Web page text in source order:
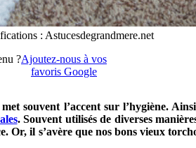
: Astucesdegrandmere.net
?Ajoutez-nous à vos
favoris Google
souvent l’accent sur l’hygiène.
. Souvent utilisés de diverses
Or, il s’avère que nos bons vieux